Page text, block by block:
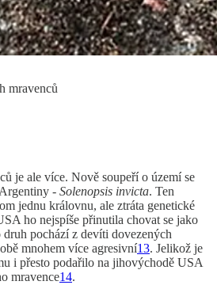
mravenců
je ale více. Nově soupeří o území se
- Solenopsis invicta. Ten
jednu královnu, ale ztráta genetické
ho nejspíše přinutila chovat se jako
pochází z devíti dovezených
mnohem více agresivní13. Jelikož je
i přesto podařilo na jihovýchodě USA
mravence14.